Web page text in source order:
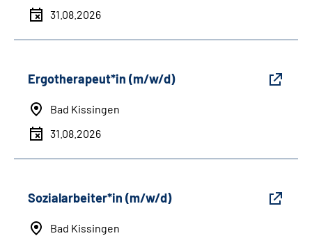
31.08.2026
Ergotherapeut*in (m/w/d)
Bad Kissingen
31.08.2026
Sozialarbeiter*in (m/w/d)
Bad Kissingen